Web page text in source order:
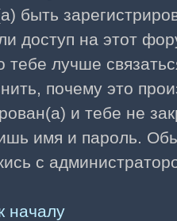
быть
доступ на этот
тебе лучше
почему это
и тебе не
имя и пароль.
с
началу